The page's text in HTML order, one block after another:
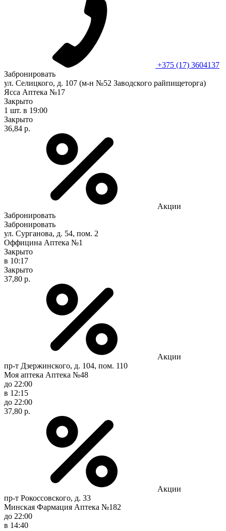
+375 (17) 3604137
Забронировать
ул. Селицкого, д. 107 (м-н №52 Заводского райпищеторга)
Ясса Аптека №17
Закрыто
1 шт. в 19:00
Закрыто
36,84 р.
Акции
Забронировать
Забронировать
ул. Сурганова, д. 54, пом. 2
Оффицина Аптека №1
Закрыто
в 10:17
Закрыто
37,80 р.
Акции
пр-т Дзержинского, д. 104, пом. 110
Моя аптека Аптека №48
до 22:00
в 12:15
до 22:00
37,80 р.
Акции
пр-т Рокоссовского, д. 33
Минская Фармация Аптека №182
до 22:00
в 14:40